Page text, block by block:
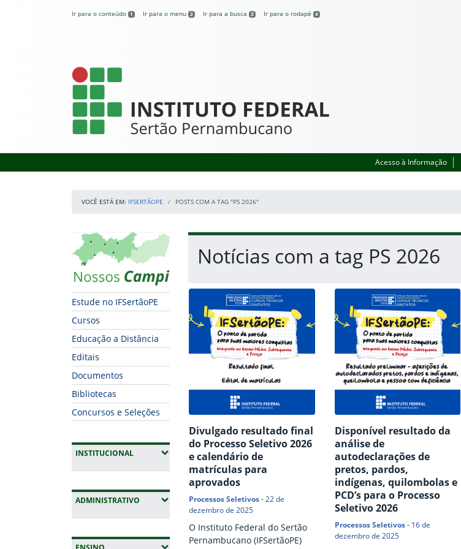
Ir para o conteúdo 1 Ir para o menu 2 Ir para a busca 3 Ir para o rodapé 4
IFSertãoPE
Acesso à Informação
VOCÊ ESTÁ EM: IFSERTÃOPE POSTS COM A TAG "PS 2026"
Início da navegação
Mapa Campi
Estude no IFSertãoPE
Cursos
Educação a Distância
Editais
Documentos
Bibliotecas
Concursos e Seleções
INSTITUCIONAL(EXPANDIR SUBMENUS)
ADMINISTRATIVO (EXPANDIR SUBMENUS)
(EXPANDIR SUBMENUS)
Início do conteúdo
Notícias com a tag PS 2026
Divulgado resultado final
do Processo Seletivo 2026
e calendário de
matrículas para
aprovados
Processos Seletivos-22 de
dezembro de 2025
O Instituto Federal do Sertão
Pernambucano (IFSertãoPE)
Disponível resultado da
análise de
autodeclarações de
pretos, pardos,
indígenas, quilombolas e
PCD’s para o Processo
Seletivo 2026
Processos Seletivos - 16 de
dezembro de 2025